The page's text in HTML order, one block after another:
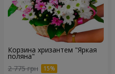
Корзина хризантем "Яркая
поляна"
2 775 грн